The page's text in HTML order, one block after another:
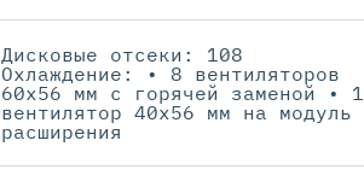
Дисковые отсеки: 108
Охлаждение: • 8 вентиляторов
60x56 мм с горячей заменой • 1
вентилятор 40x56 мм на модуль
расширения